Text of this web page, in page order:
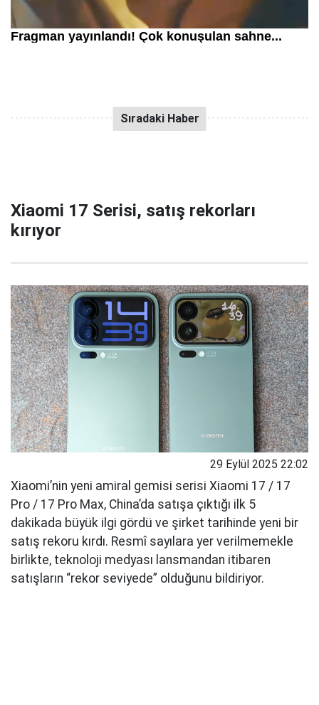
Xiaomi 17 Serisi, satış rekorları
kırıyor
29 Eylül 2025 22:02
Xiaomi’nin yeni amiral gemisi serisi Xiaomi 17 / 17
Pro / 17 Pro Max, China’da satışa çıktığı ilk 5
dakikada büyük ilgi gördü ve şirket tarihinde yeni bir
satış rekoru kırdı. Resmî sayılara yer verilmemekle
birlikte, teknoloji medyası lansmandan itibaren
satışların “rekor seviyede” olduğunu bildiriyor.